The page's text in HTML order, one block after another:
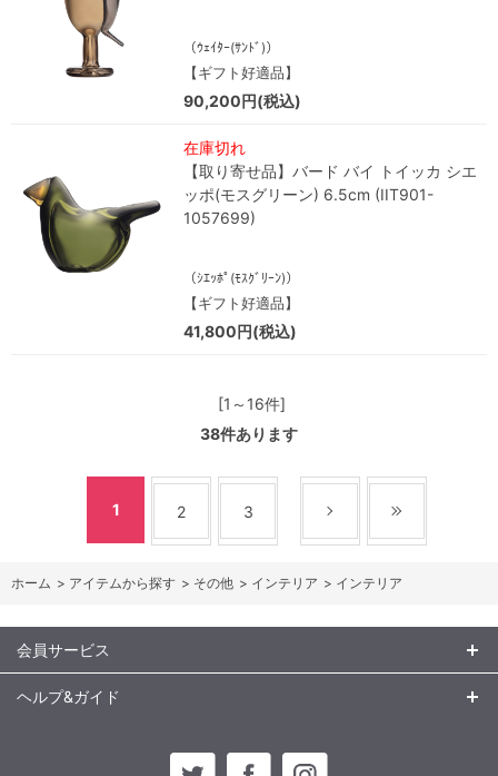
（ｳｪｲﾀｰ(ｻﾝﾄﾞ)）
【ギフト好適品】
90,200円(税込)
在庫切れ
【取り寄せ品】バード バイ トイッカ シエ
ッポ(モスグリーン) 6.5cm (IIT901-
1057699)
（ｼｴｯﾎﾟ(ﾓｽｸﾞﾘｰﾝ)）
【ギフト好適品】
41,800円(税込)
[1～16件]
38件あります
1 2 3
ホーム > アイテムから探す > その他 > インテリア > インテリア
会員サービス
ヘルプ&ガイド